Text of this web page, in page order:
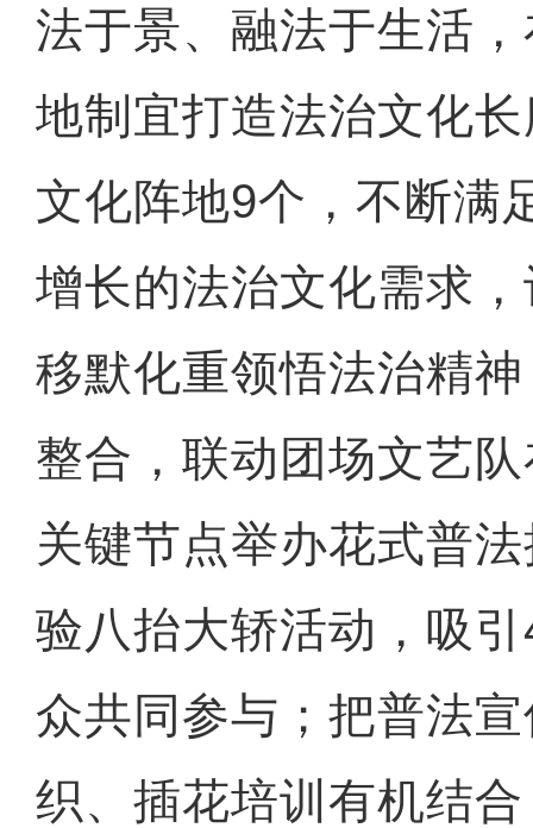
法于景、融法于生活
地制宜打造法治文化
文化阵地9个，不断满
增长的法治文化需求
移默化重领悟法治精
整合，联动团场文艺队
关键节点举办花式普
验八抬大轿活动，吸
众共同参与；把普法
织、插花培训有机结